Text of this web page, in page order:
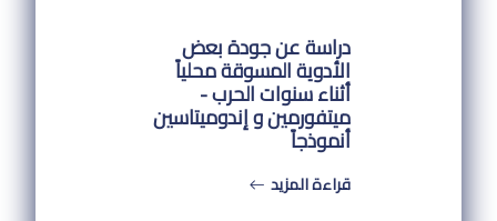
دراسة عن جودة بعض
الأدوية المسوقة محلياً
أثناء سنوات الحرب -
ميتفورمين و إندوميتاسين
أنموذجاً
قراءة المزيد